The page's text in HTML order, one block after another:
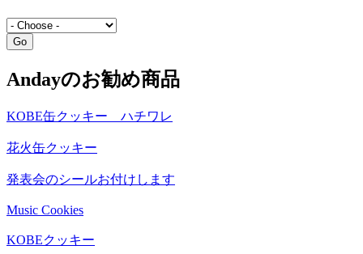
Andayのお勧め商品
KOBE缶クッキー ハチワレ
花火缶クッキー
発表会のシールお付けします
Music Cookies
KOBEクッキー